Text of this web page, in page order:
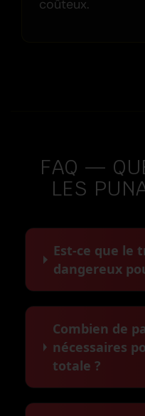
coûteux.
FAQ —
LES
Est-ce que le
dangereux
Combien de
nécessaires
totale ?